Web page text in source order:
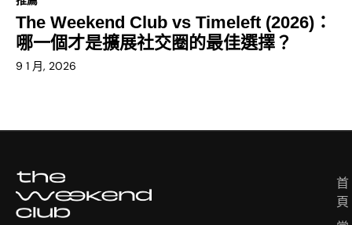
The Weekend Club vs Timeleft (2026)：
哪一個才是擴展社交圈的最佳選擇？
9 1 月, 2026
首
頁
U
s
e